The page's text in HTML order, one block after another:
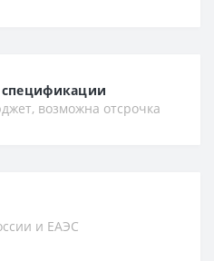
возможна отсрочка
и ЕАЭС